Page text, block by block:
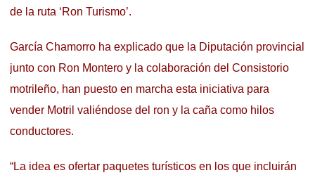
de la ruta ‘Ron Turismo’.
García Chamorro ha explicado que la Diputación provincial
junto con Ron Montero y la colaboración del Consistorio
motrileño, han puesto en marcha esta iniciativa para
vender Motril valiéndose del ron y la caña como hilos
conductores.
“La idea es ofertar paquetes turísticos en los que incluirán